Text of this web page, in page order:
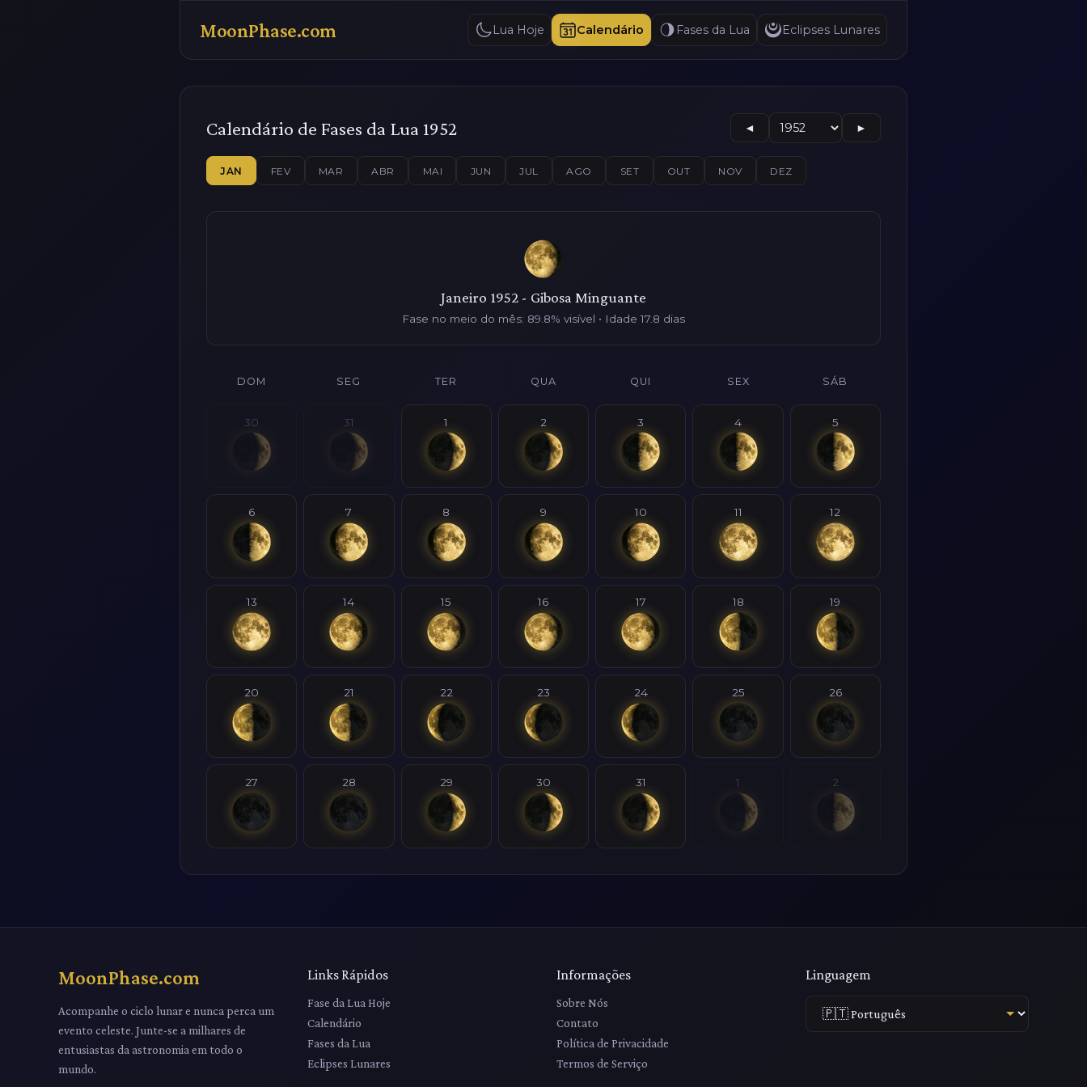
MoonPhase.com Lua Hoje Calendário Fases da Lua Eclipses Lunares
Calendário de Fases da Lua 1952 ◄ ►
JAN FEV MAR ABR MAI JUN JUL AGO SET OUT NOV DEZ
Janeiro 1952 - Gibosa Minguante
Fase no meio do mês: 89.8% visível • Idade 17.8 dias
DOM SEG TER QUA QUI SEX SÁB
30 31 1 2 3 4 5
6 7 8 9 10 11 12
13 14 15 16 17 18 19
20 21 22 23 24 25 26
27 28 29 30 31 1 2
MoonPhase.com
Acompanhe o ciclo lunar e nunca perca um
evento celeste. Junte-se a milhares de
entusiastas da astronomia em todo o
mundo.
Links Rápidos
Fase da Lua Hoje
Calendário
Fases da Lua
Eclipses Lunares
Informações
Sobre Nós
Contato
Política de Privacidade
Termos de Serviço
Linguagem